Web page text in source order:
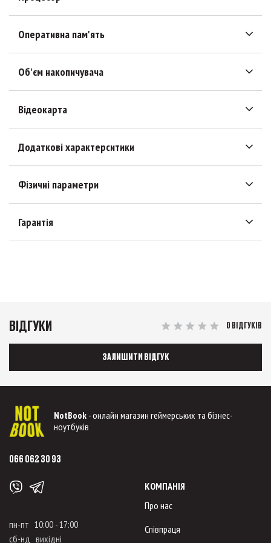
Оперативна пам'ять
Об'єм накопичувача
Відеокарта
Додаткові характерситики
Фізичні параметри
Гарантія
ВІДГУКИ 0 ВІДГУКІВ
ЗАЛИШИТИ ВІДГУК
NotBook - онлайн магазин геймерських та бізнес-
ноутбуків
066 062 30 93
пн-пт 10:00 - 17:00
сб-нд вихідні
КОМПАНІЯ
Про нас
Співпраця